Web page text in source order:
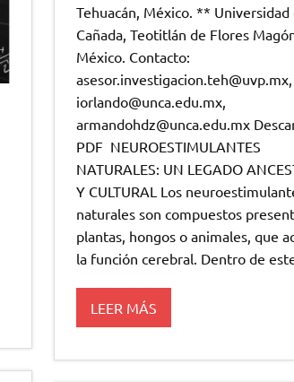
Tehuacán, México. ** Universidad
Cañada, Teotitlán de Flores
México. Contacto:
asesor.investigacion.teh@uvp.mx,
iorlando@unca.edu.mx,
armandohdz@unca.edu.mx
PDF NEUROESTIMULANTES
NATURALES: UN LEGADO
Y CULTURAL Los
naturales son compuestos
plantas, hongos o animales, que
la función cerebral. Dentro de
LEER MÁS